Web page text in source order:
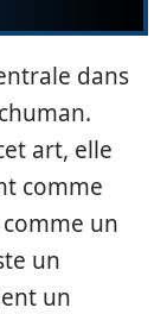
dans
art, elle
comme
comme un
un
un